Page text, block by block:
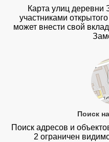
Карта улиц деревни
участниками
может внести свой
Поиск
Поиск адресов и
2 ограничен